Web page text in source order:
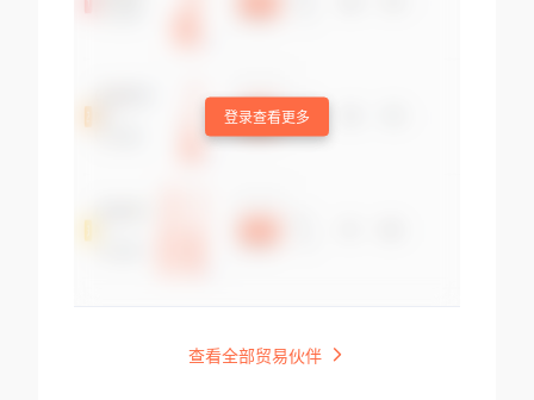
登录查看更多
查看全部贸易伙伴